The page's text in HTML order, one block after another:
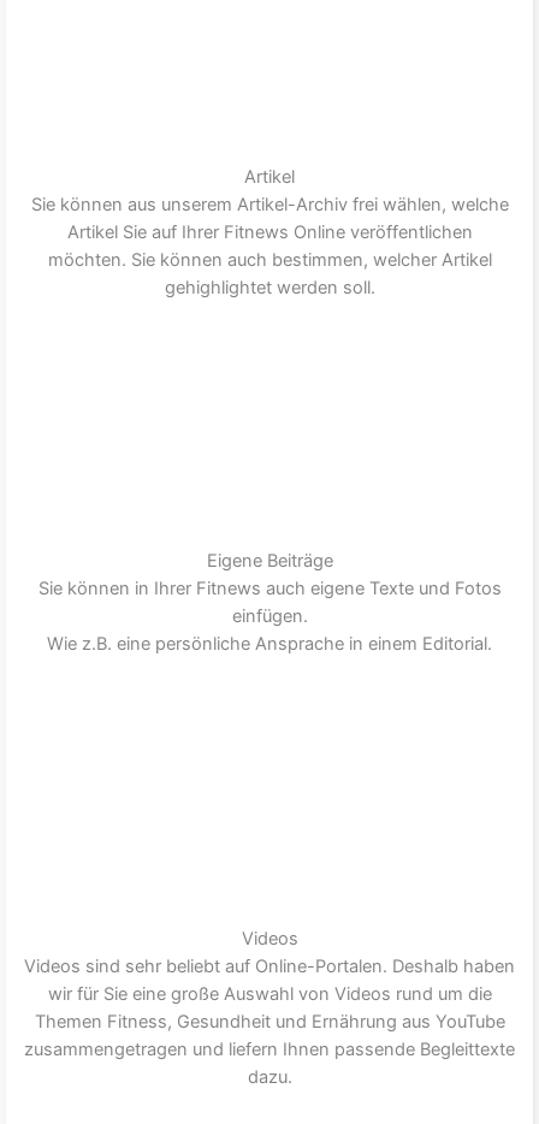
Artikel
Sie können aus unserem Artikel-Archiv frei wählen, welche
Artikel Sie auf Ihrer Fitnews Online veröffentlichen
möchten. Sie können auch bestimmen, welcher Artikel
gehighlightet werden soll.
Eigene Beiträge
Sie können in Ihrer Fitnews auch eigene Texte und Fotos
einfügen.
Wie z.B. eine persönliche Ansprache in einem Editorial.
Videos
Videos sind sehr beliebt auf Online-Portalen. Deshalb haben
wir für Sie eine große Auswahl von Videos rund um die
Themen Fitness, Gesundheit und Ernährung aus YouTube
zusammengetragen und liefern Ihnen passende Begleittexte
dazu.